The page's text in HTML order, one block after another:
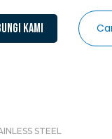
KAMI
STEEL